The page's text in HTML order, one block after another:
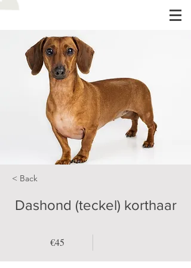
< Back
Dashond (teckel) korthaar
€45